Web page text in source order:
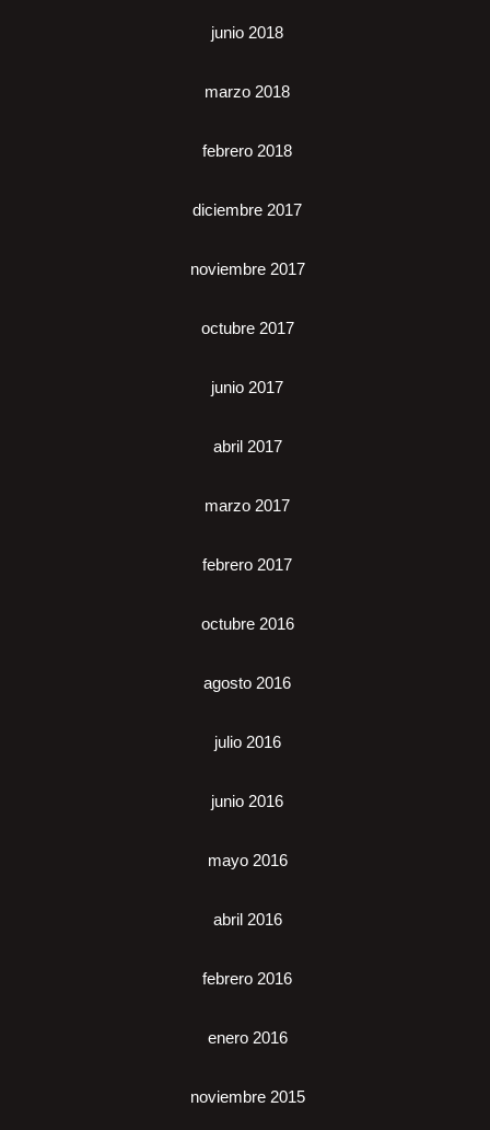
junio 2018
marzo 2018
febrero 2018
diciembre 2017
noviembre 2017
octubre 2017
junio 2017
abril 2017
marzo 2017
febrero 2017
octubre 2016
agosto 2016
julio 2016
junio 2016
mayo 2016
abril 2016
febrero 2016
enero 2016
noviembre 2015